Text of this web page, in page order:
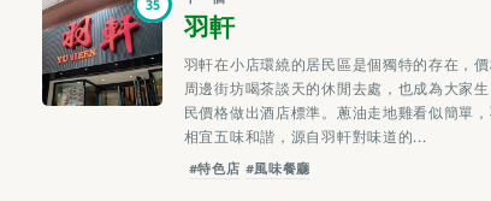
35
羽軒
羽軒在小店環繞的居民區是個獨特的存在，
周邊街坊喝茶談天的休閒去處，也成為大家
民價格做出酒店標準。蔥油走地雞看似簡單
相宜五味和諧，源自羽軒對味道的...
#特色店 #風味餐廳